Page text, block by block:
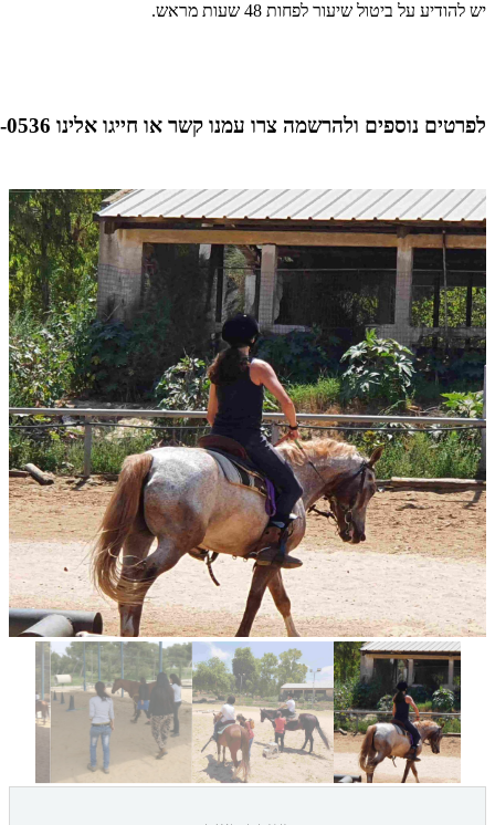
יש להודיע על ביטול שיעור לפחות 48 שעות מראש.
לפרטים נוספים ולהרשמה צרו עמנו קשר או חייגו אלינו 0536